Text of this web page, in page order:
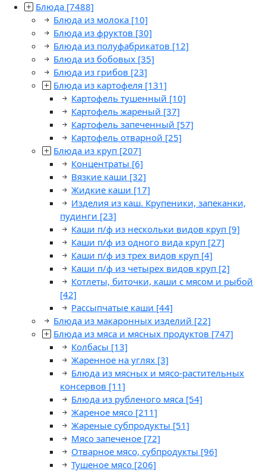
Блюда [7488]
Блюда из молока [10]
Блюда из фруктов [30]
Блюда из полуфабрикатов [12]
Блюда из бобовых [35]
Блюда из грибов [23]
Блюда из картофеля [131]
Картофель тушенный [10]
Картофель жареный [37]
Картофель запеченный [57]
Картофель отварной [25]
Блюда из круп [207]
Концентраты [6]
Вязкие каши [32]
Жидкие каши [17]
Изделия из каш. Крупеники, запеканки,
пудинги [23]
Каши п/ф из нескольки видов круп [9]
Каши п/ф из одного вида круп [27]
Каши п/ф из трех видов круп [4]
Каши п/ф из четырех видов круп [2]
Котлеты, биточки, каши с мясом и рыбой
[42]
Рассыпчатые каши [44]
Блюда из макаронных изделий [22]
Блюда из мяса и мясных продуктов [747]
Колбасы [13]
Жаренное на углях [3]
Блюда из мясных и мясо-растительных
консервов [11]
Блюда из рубленого мяса [54]
Жареное мясо [211]
Жареные субпродукты [51]
Мясо запеченое [72]
Отварное мясо, субпродукты [96]
Тушеное мясо [206]